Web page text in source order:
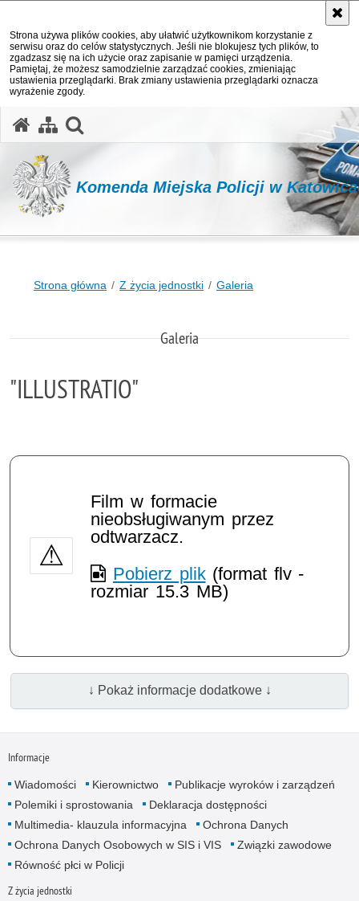
Strona używa plików cookies, aby ułatwić użytkownikom korzystanie z
serwisu oraz do celów statystycznych. Jeśli nie blokujesz tych plików, to
zgadzasz się na ich użycie oraz zapisanie w pamięci urządzenia.
Pamiętaj, że możesz samodzielnie zarządzać cookies, zmieniając
ustawienia przeglądarki. Brak zmiany ustawienia przeglądarki oznacza
wyrażenie zgody.
Komenda Miejska Policji w
Strona główna Z życia jednostki Galeria
Galeria
"ILLUSTRATIO"
Film w formacie
nieobsługiwanym przez
odtwarzacz.
Pobierz plik(format flv -
rozmiar 15.3 MB)
↓ Pokaż informacje dodatkowe ↓
Informacje
Wiadomości Kierownictwo
Publikacje wyroków i zarządzeń
Polemiki i sprostowania
Deklaracja dostępności
Multimedia- klauzula informacyjna
Ochrona Danych
Ochrona Danych Osobowych w SIS i VIS
Związki zawodowe
Równość płci w Policji
Z życia jednostki